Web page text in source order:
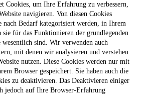
Cookies, um Ihre Erfahrung zu verbessern,
navigieren. Von diesen Cookies
nach Bedarf kategorisiert werden, in Ihrem
sie für das Funktionieren der grundlegenden
sind. Wir verwenden auch
mit denen wir analysieren und verstehen
nutzen. Diese Cookies werden nur mit
Browser gespeichert. Sie haben auch die
zu deaktivieren. Das Deaktivieren einiger
jedoch auf Ihre Browser-Erfahrung